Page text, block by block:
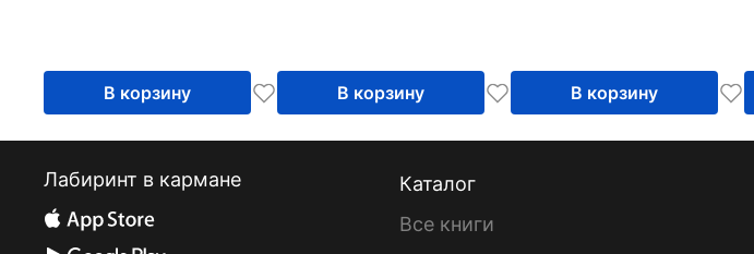
В корзину В корзину В корзину
Лабиринт в кармане
Каталог
Все книги